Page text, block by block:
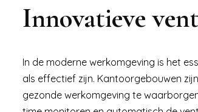
Innovatieve
In de moderne werkomgeving is het
als effectief zijn. Kantoorgebouwen
gezonde werkomgeving te